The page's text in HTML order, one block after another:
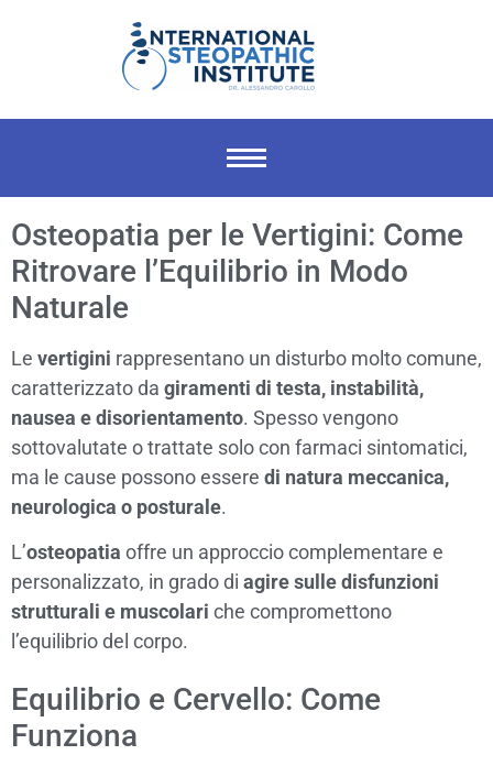
Osteopatia per le Vertigini: Come
Ritrovare l’Equilibrio in Modo
Naturale
Le vertigini rappresentano un disturbo molto comune,
caratterizzato da giramenti di testa, instabilità,
nausea e disorientamento. Spesso vengono
sottovalutate o trattate solo con farmaci sintomatici,
ma le cause possono essere di natura meccanica,
neurologica o posturale.
L’osteopatia offre un approccio complementare e
personalizzato, in grado di agire sulle disfunzioni
strutturali e muscolari che compromettono
l’equilibrio del corpo.
Equilibrio e Cervello: Come
Funziona